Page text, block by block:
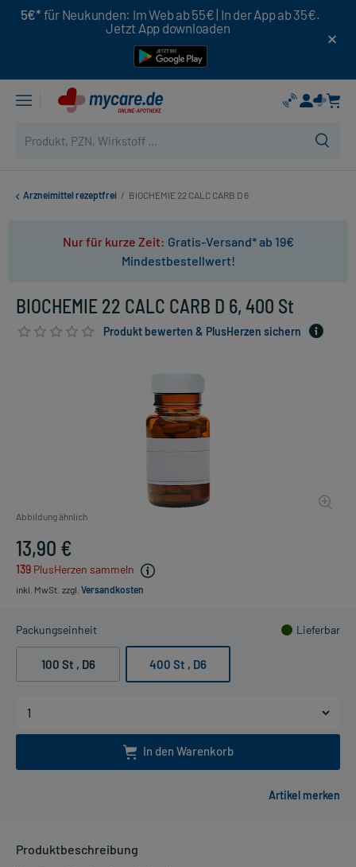
5€* für Neukunden: Im Web ab 55€ | In der App ab 35€.
Jetzt App downloaden
Arzneimittel rezeptfrei / BIOCHEMIE 22 CALC CARB D 6
Nur für kurze Zeit: Gratis-Versand* ab 19€
Mindestbestellwert!
BIOCHEMIE 22 CALC CARB D 6, 400 St
Produkt bewerten & PlusHerzen sichern
Abbildung ähnlich
13,90 €
139 PlusHerzen sammeln
inkl. MwSt. zzgl. Versandkosten
Packungseinheit Lieferbar
100 St , D6 400 St , D6
In den Warenkorb
Produktbeschreibung